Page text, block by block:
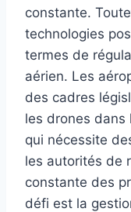
constante.
technologies
termes de
aérien. Les
des cadres
les drones dans
qui nécessite
les autorités de
constante des
défi est la